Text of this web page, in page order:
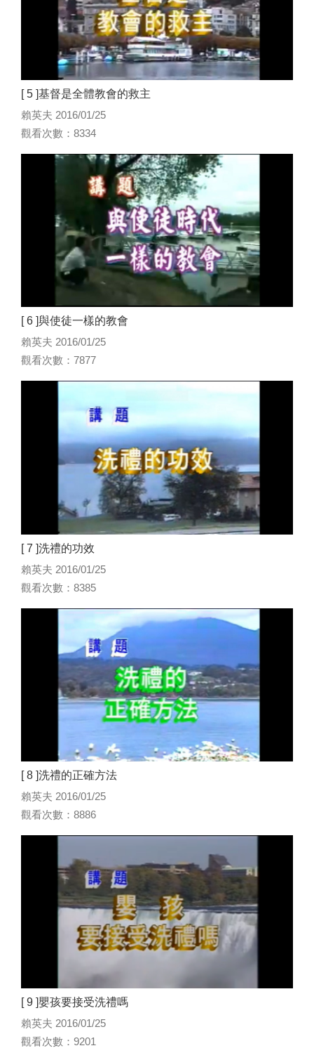
[ 5 ]基督是全體教會的救主
賴英夫 2016/01/25
觀看次數：8334
[ 6 ]與使徒一樣的教會
賴英夫 2016/01/25
觀看次數：7877
[ 7 ]洗禮的功效
賴英夫 2016/01/25
觀看次數：8385
[ 8 ]洗禮的正確方法
賴英夫 2016/01/25
觀看次數：8886
[ 9 ]嬰孩要接受洗禮嗎
賴英夫 2016/01/25
觀看次數：9201